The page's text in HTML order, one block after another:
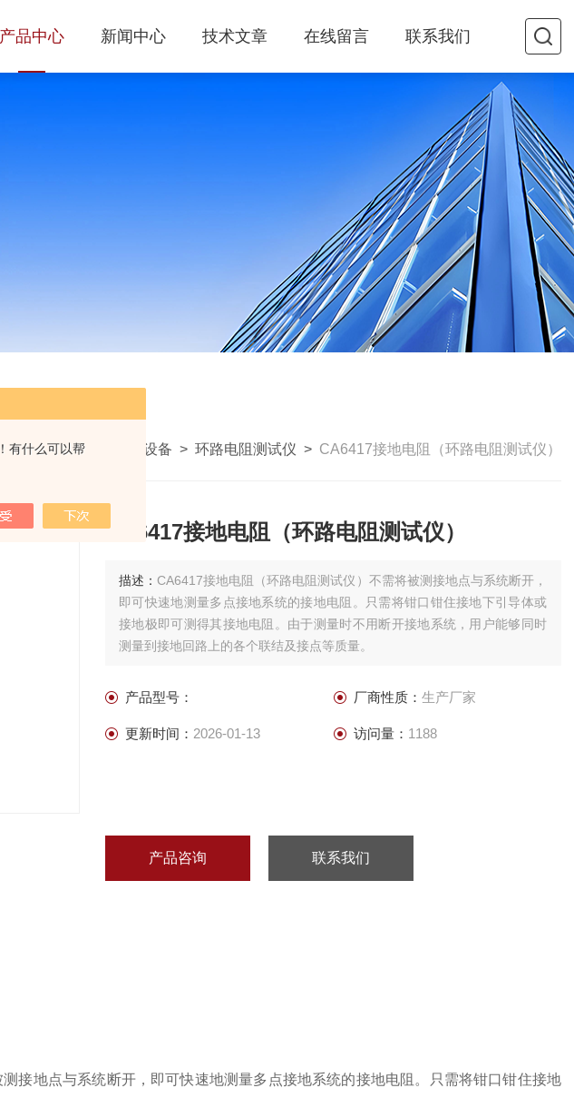
有什么可以帮
产品中心 新闻中心 技术文章 在线留言 联系我们
>甲乙防雷检测仪器设备 > 环路电阻测试仪 > CA6417接地电阻（环路电阻测试仪）
CA6417接地电阻（环路电阻测试仪）
描述：CA6417接地电阻（环路电阻测试仪）不需将被测接地点与系统断开，
即可快速地测量多点接地系统的接地电阻。只需将钳口钳住接地下引导体或
接地极即可测得其接地电阻。由于测量时不用断开接地系统，用户能够同时
测量到接地回路上的各个联结及接点等质量。
产品型号： 厂商性质： 生产厂家
更新时间： 2026-01-13 访问量： 1188
产品咨询 联系我们
接地点与系统断开，即可快速地测量多点接地系统的接地电阻。只需将钳口钳住接地